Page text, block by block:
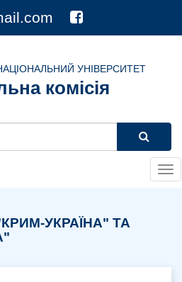
Б (каб. 115) (061) 228-75-38
УНІВЕРСИТЕТ
комісія
УКРАЇНА" ТА